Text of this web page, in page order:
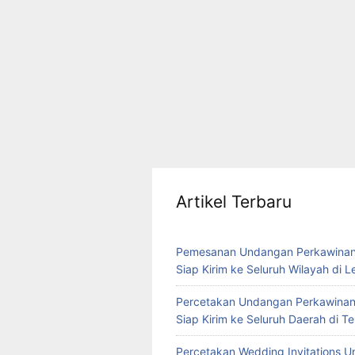
Artikel Terbaru
Pemesanan Undangan
Siap Kirim ke Seluruh Wilayah di
Percetakan Undangan
Siap Kirim ke Seluruh Daerah di
Percetakan Wedding Invitations